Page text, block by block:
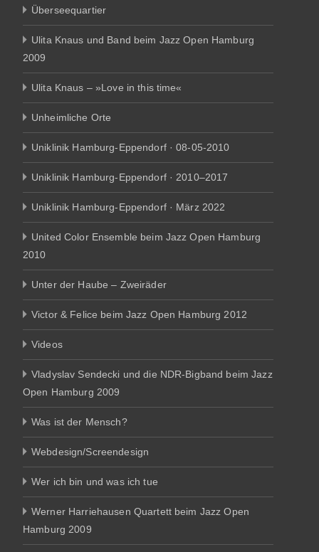
Überseequartier
Ulita Knaus und Band beim Jazz Open Hamburg
2009
Ulita Knaus – »Love in this time«
Unheimliche Orte
Uniklinik Hamburg-Eppendorf · 08-05-2010
Uniklinik Hamburg-Eppendorf · 2010–2017
Uniklinik Hamburg-Eppendorf · März 2022
United Color Ensemble beim Jazz Open Hamburg
2010
Unter der Haube – Zweiräder
Victor & Felice beim Jazz Open Hamburg 2012
Videos
Vladyslav Sendecki und die NDR-Bigband beim Jazz
Open Hamburg 2009
Was ist der Mensch?
Webdesign/Screendesign
Wer ich bin und was ich tue
Werner Harriehausen Quartett beim Jazz Open
Hamburg 2009